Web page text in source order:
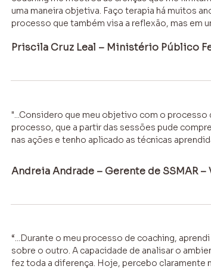
uma maneira objetiva. Faço terapia há muitos
processo que também visa a reflexão, mas em
Priscila Cruz Leal – Ministério Público
"...Considero que meu objetivo com o
processo, que a partir das sessões pude
nas ações e tenho aplicado as técnicas
Andreia Andrade – Gerente de SSMAR –
“...Durante o meu processo de coaching,
sobre o outro. A capacidade de analisar o
fez toda a diferença. Hoje, percebo claramente